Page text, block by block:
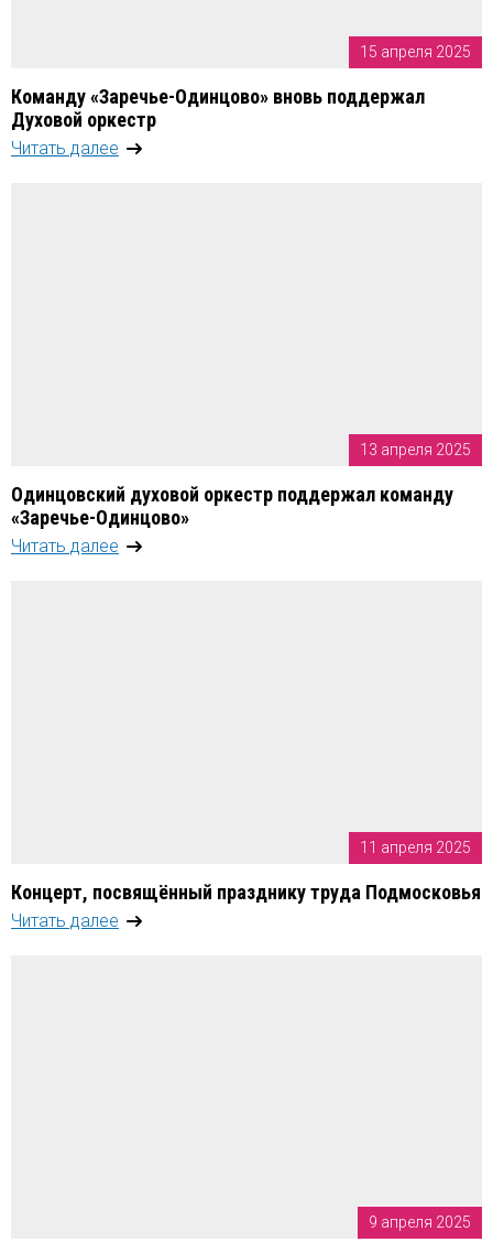
15 апреля 2025
Команду «Заречье-Одинцово» вновь поддержал
Духовой оркестр
Читать далее
13 апреля 2025
Одинцовский духовой оркестр поддержал команду
«Заречье-Одинцово»
Читать далее
11 апреля 2025
Концерт, посвящённый празднику труда Подмосковья
Читать далее
9 апреля 2025